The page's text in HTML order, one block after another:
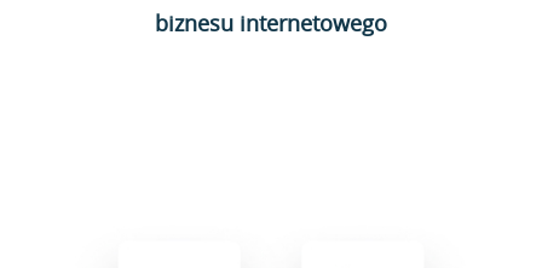
biznesu internetowego